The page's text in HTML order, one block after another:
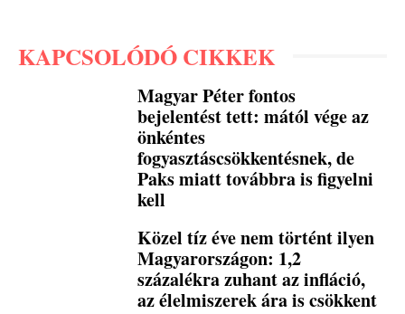
KAPCSOLÓDÓ CIKKEK
Magyar Péter fontos
bejelentést tett: mától vége az
önkéntes
fogyasztáscsökkentésnek, de
Paks miatt továbbra is figyelni
kell
Közel tíz éve nem történt ilyen
Magyarországon: 1,2
százalékra zuhant az infláció,
az élelmiszerek ára is csökkent